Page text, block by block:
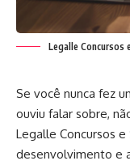
Legalle Concursos
Se você nunca fez
ouviu falar sobre,
Legalle Concursos
desenvolvimento e